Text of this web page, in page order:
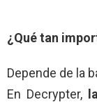
¿Qué tan
Depende de la
En Decrypter,